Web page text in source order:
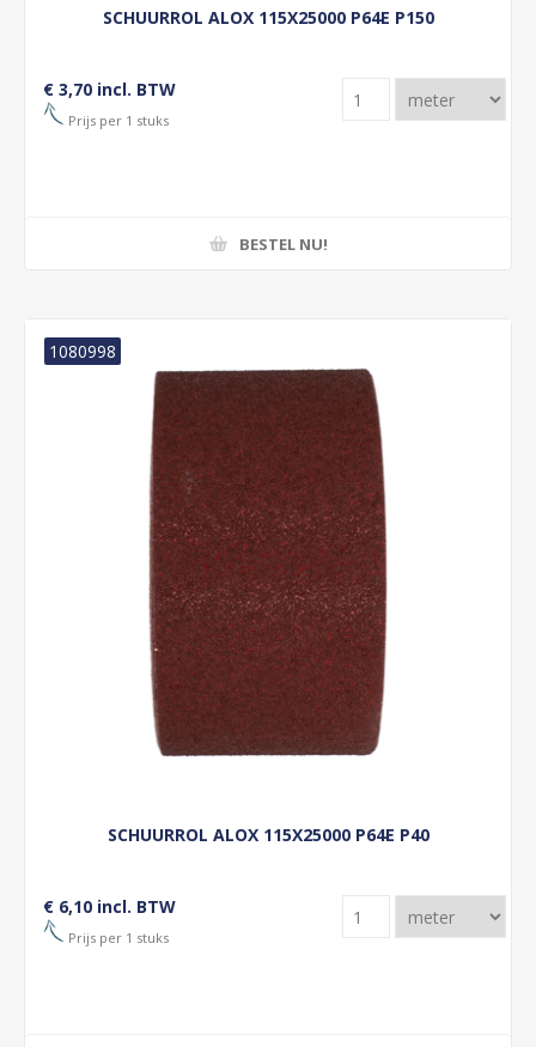
SCHUURROL ALOX 115X25000 P64E P150
€ 3,70 incl. BTW
Prijs per 1 stuks
BESTEL NU!
SCHUURROL ALOX 115X25000 P64E P40
1080998
€ 6,10 incl. BTW
Prijs per 1 stuks